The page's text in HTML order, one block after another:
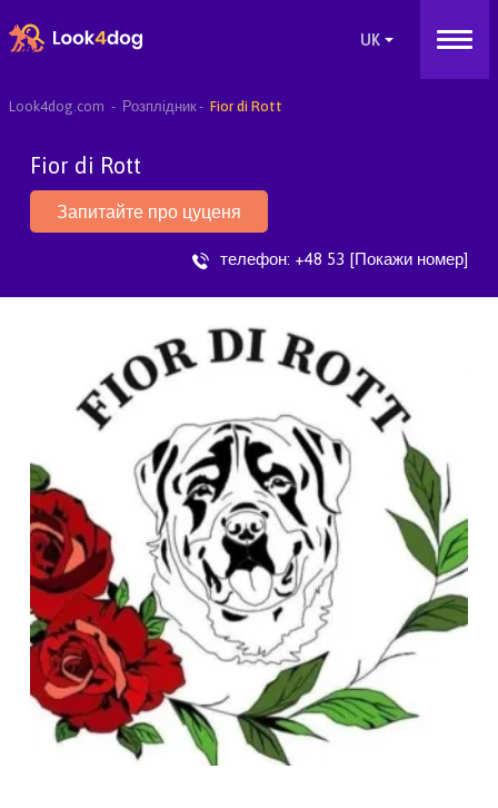
Look4dog.com Розплідник Fior di Rott
Fior di Rott
Запитайте про цуценя
телефон: +48 53 [Покажи номер]